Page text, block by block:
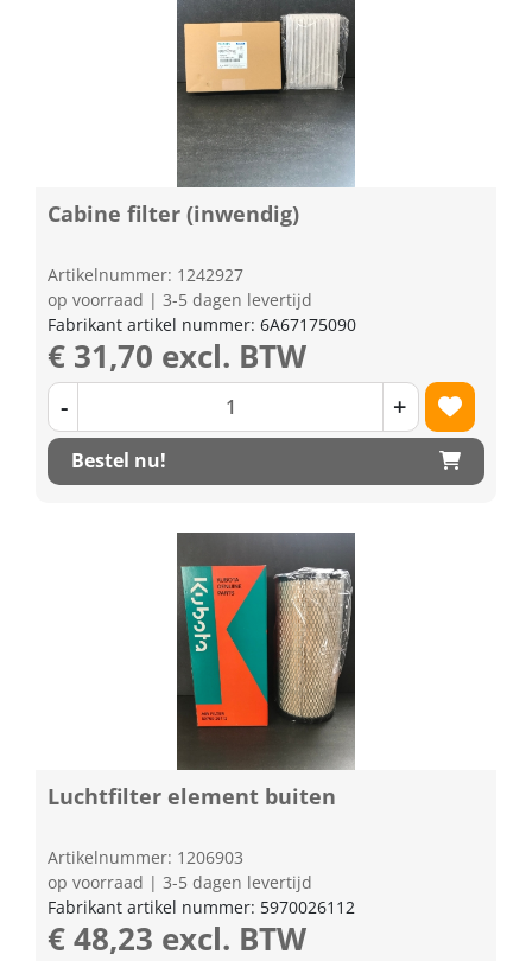
Cabine filter (inwendig)
Artikelnummer: 1242927
op voorraad | 3-5 dagen levertijd
Fabrikant artikel nummer: 6A67175090
€ 31,70 excl. BTW
- +
Bestel nu!
Luchtfilter element buiten
Artikelnummer: 1206903
op voorraad | 3-5 dagen levertijd
Fabrikant artikel nummer: 5970026112
€ 48,23 excl. BTW